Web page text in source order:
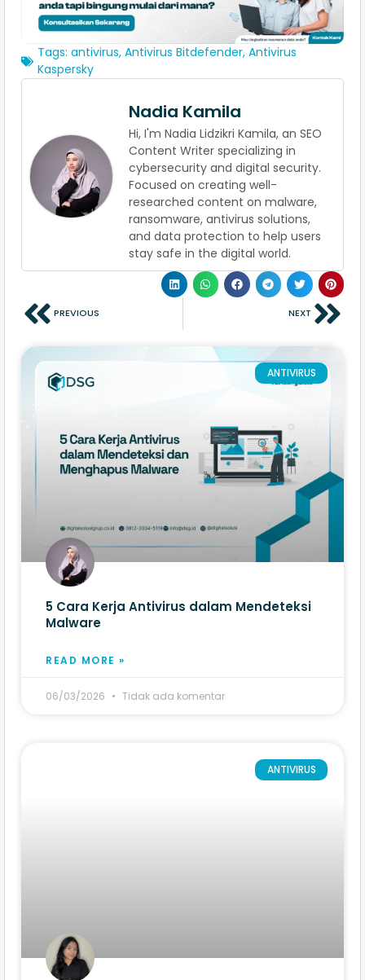
Tags: antivirus, Antivirus Bitdefender, Antivirus
Kaspersky
Nadia Kamila
Hi, I'm Nadia Lidzikri Kamila, an SEO
Content Writer specializing in
cybersecurity and digital security.
Focused on creating well-
researched content on malware,
ransomware, antivirus solutions,
and data protection to help users
stay safe in the digital world.
PREVIOUS NEXT
ANTIVIRUS
5 Cara Kerja Antivirus dalam Mendeteksi
Malware
READ MORE »
06/03/2026 Tidak ada komentar
ANTIVIRUS